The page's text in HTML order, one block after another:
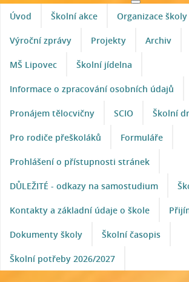
Úvod Školní akce Organizace školy
Výroční zprávy Projekty Archiv
MŠ Lipovec Školní jídelna
Informace o zpracování osobních údajů
Pronájem tělocvičny SCIO Školní
Pro rodiče přeškoláků Formuláře
Prohlášení o přístupnosti stránek
DŮLEŽITÉ - odkazy na samostudium
Kontakty a základní údaje o škole
Dokumenty školy Školní časopis
Školní potřeby 2026/2027